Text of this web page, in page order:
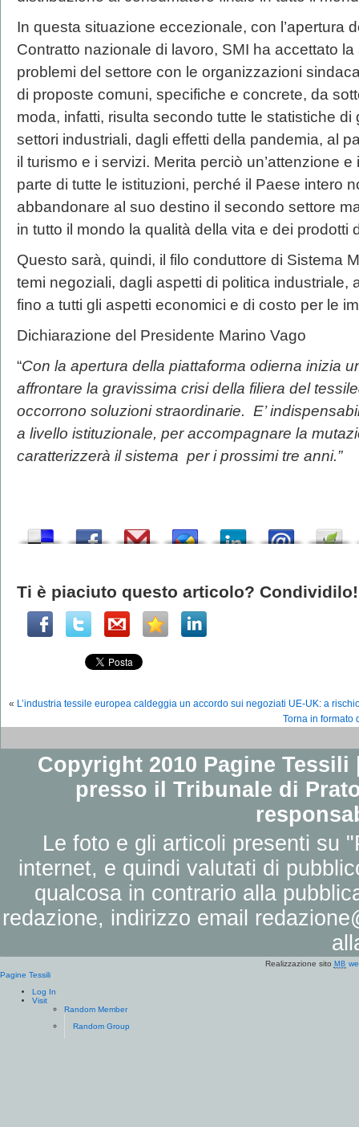
In questa situazione eccezionale, con l’apertura
Contratto nazionale di lavoro, SMI ha accettato
problemi del settore con le organizzazioni
di proposte comuni, specifiche e concrete, da
moda, infatti, risulta secondo tutte le statistiche
settori industriali, dagli effetti della pandemia, al
il turismo e i servizi. Merita perciò un’attenzione
parte di tutte le istituzioni, perché il Paese intero
abbandonare al suo destino il secondo settore
in tutto il mondo la qualità della vita e dei prodotti
Questo sarà, quindi, il filo conduttore di Sistema
temi negoziali, dagli aspetti di politica industriale,
fino a tutti gli aspetti economici e di costo per le
Dichiarazione del Presidente Marino Vago
“Con la apertura della piattaforma odierna inizia
affrontare la gravissima crisi della filiera del
occorrono soluzioni straordinarie. E’
a livello istituzionale, per accompagnare la
caratterizzerà il sistema per i prossimi tre anni.”
Ti è piaciuto questo articolo? Condividilo!
« L’industria tessile europea caldeggia un accordo sui negoziati UE-UK: a
Torna in formato
Copyright 2010 Pagine
presso il Tribunale di
Le foto e gli articoli presenti su
internet, e quindi valutati di
qualcosa in contrario alla
redazione, indirizzo email
Realizzazione sito MB
Pagine Tessili
Log In
Visit
Random Member
Random Group